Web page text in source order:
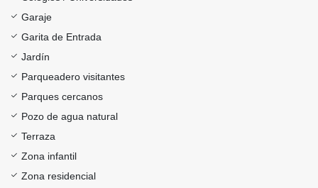
Garaje
Garita de Entrada
Jardín
Parqueadero visitantes
Parques cercanos
Pozo de agua natural
Terraza
Zona infantil
Zona residencial